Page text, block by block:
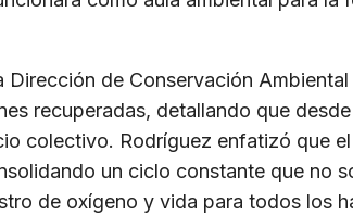
de Conservación
recuperadas, detallando que
colectivo. Rodríguez enfatizó que
un ciclo constante que no
de oxígeno y vida para todos los